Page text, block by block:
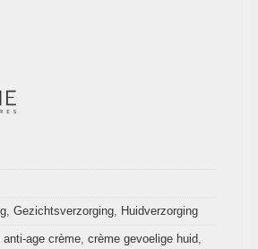
, Gezichtsverzorging, Huidverzorging
anti-age crème, crème gevoelige huid,